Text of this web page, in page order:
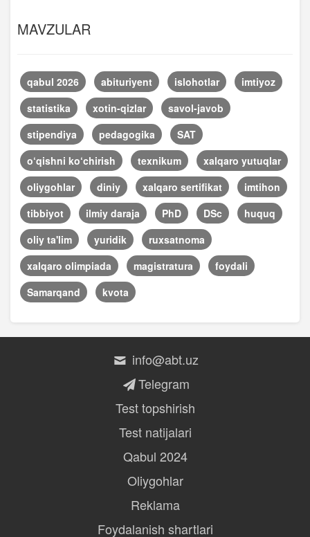
MAVZULAR
qabul 2026 abituriyent islohotlar
imtiyoz
statistika
xotin-qizlar
savol-javob
stipendiya
pedagogika
SAT
o‘qishni ko‘chirish
texnikum
xalqaro yutuqlar
oliygohlar
diniy xalqaro sertifikat
imtihon
tibbiyot
ilmiy daraja PhD DSc
huquq
oliy ta'lim
yuridik
ruxsatnoma
xalqaro olimpiada
magistratura
foydali
Samarqand
kvota
info@abt.uz
Telegram
Test topshirish
Test natijalari
Qabul 2024
Oliygohlar
Reklama
Foydalanish shartlari